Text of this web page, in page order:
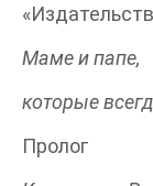
Маме и папе,
которые
Пролог